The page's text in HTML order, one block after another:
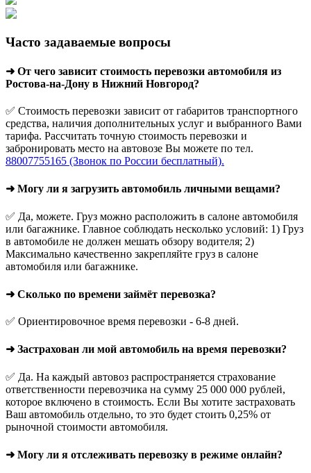
Часто задаваемые вопросы
➜ От чего зависит стоимость перевозки автомобиля из
Ростова-на-Дону в Нижний Новгород?
✅ Стоимость перевозки зависит от габаритов транспортного
средства, наличия дополнительных услуг и выбранного Вами
тарифа. Рассчитать точную стоимость перевозки и
забронировать место на автовозе Вы можете по тел.
88007755165 (Звонок по России бесплатный).
➜ Могу ли я загрузить автомобиль личными вещами?
✅ Да, можете. Груз можно расположить в салоне автомобиля
или багажнике. Главное соблюдать несколько условий: 1) Груз
в автомобиле не должен мешать обзору водителя; 2)
Максимально качественно закрепляйте груз в салоне
автомобиля или багажнике.
➜ Сколько по времени займёт перевозка?
✅ Ориентировочное время перевозки - 6-8 дней.
➜ Застрахован ли мой автомобиль на время перевозки?
✅ Да. На каждый автовоз распространяется страхование
ответственности перевозчика на сумму 25 000 000 рублей,
которое включено в стоимость. Если Вы хотите застраховать
Ваш автомобиль отдельно, то это будет стоить 0,25% от
рыночной стоимости автомобиля.
➜ Могу ли я отслеживать перевозку в режиме онлайн?